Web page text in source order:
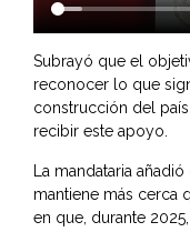
Subrayó que el
reconocer lo que
construcción del
recibir este apoyo.
La mandataria
mantiene más cerca
en que, durante